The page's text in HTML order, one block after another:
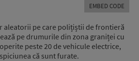
EMBED CODE
aleatorii pe care polițiștii de frontieră
pe drumurile din zona graniței cu
peste 20 de vehicule electrice,
că sunt furate.